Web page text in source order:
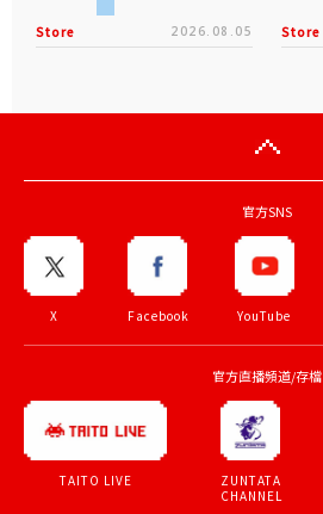
Store 2026.08.05 Store
官方SNS
X Facebook YouTube
官方直播頻道/存檔
TAITO LIVE
ZUNTATA
CHANNEL